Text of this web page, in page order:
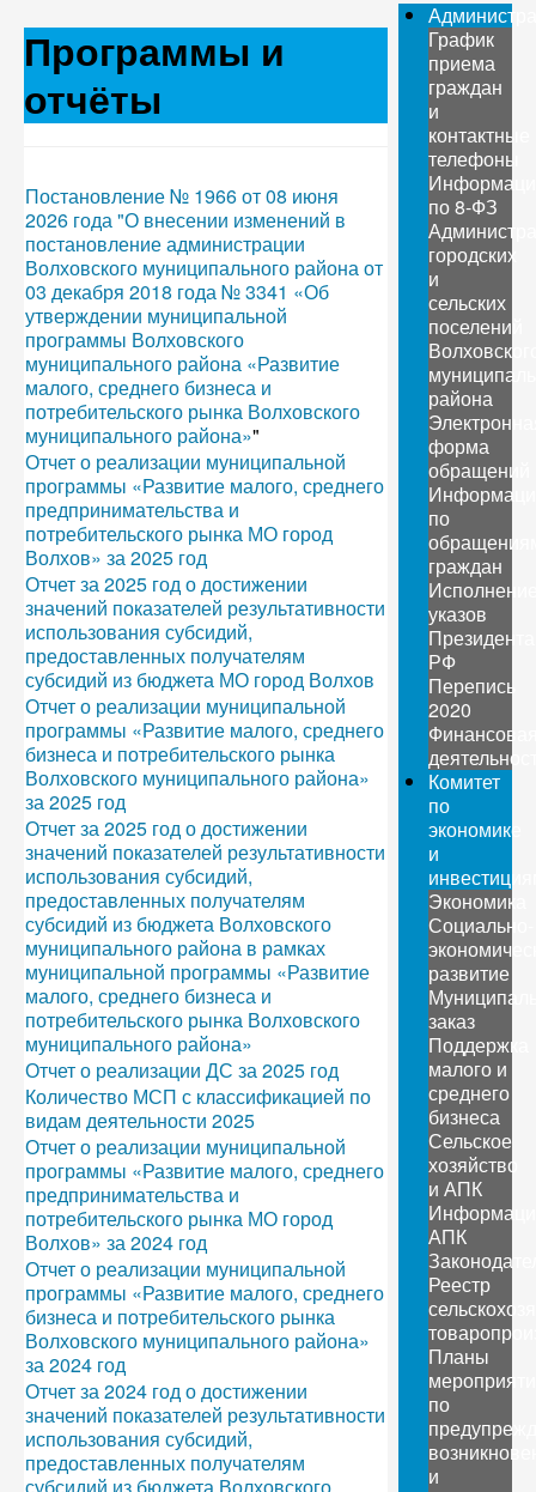
Программы и
отчёты
Постановление № 1966 от 08 июня
2026 года "О внесении изменений в
постановление администрации
Волховского муниципального района от
03 декабря 2018 года № 3341 «Об
утверждении муниципальной
программы Волховского
муниципального района «Развитие
малого, среднего бизнеса и
потребительского рынка Волховского
муниципального района»"
Отчет о реализации муниципальной
программы «Развитие малого, среднего
предпринимательства и
потребительского рынка МО город
Волхов» за 2025 год
Отчет за 2025 год о достижении
значений показателей результативности
использования субсидий,
предоставленных получателям
субсидий из бюджета МО город Волхов
Отчет о реализации муниципальной
программы «Развитие малого, среднего
бизнеса и потребительского рынка
Волховского муниципального района»
за 2025 год
Отчет за 2025 год о достижении
значений показателей результативности
использования субсидий,
предоставленных получателям
субсидий из бюджета Волховского
муниципального района в рамках
муниципальной программы «Развитие
малого, среднего бизнеса и
потребительского рынка Волховского
муниципального района»
Отчет о реализации ДС за 2025 год
Количество МСП с классификацией по
видам деятельности 2025
Отчет о реализации муниципальной
программы «Развитие малого, среднего
предпринимательства и
потребительского рынка МО город
Волхов» за 2024 год
Отчет о реализации муниципальной
программы «Развитие малого, среднего
бизнеса и потребительского рынка
Волховского муниципального района»
за 2024 год
Отчет за 2024 год о достижении
значений показателей результативности
использования субсидий,
предоставленных получателям
График
приема
граждан
и
контактные
телефоны
по 8-ФЗ
городских
и
сельских
поселений
района
форма
обращений
по
граждан
указов
Президента
РФ
Перепись
2020
Комитет
по
экономике
и
Экономика
Социально-
развитие
заказ
Поддержка
малого и
среднего
бизнеса
Сельское
хозяйство
и АПК
АПК
Реестр
Планы
по
и